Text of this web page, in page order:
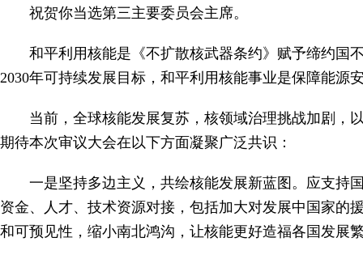
祝贺你当选第三主要委员会主席。
和平利用核能是《不扩散核武器条约》赋予缔约国
2030年可持续发展目标，和平利用核能事业是保障能源
当前，全球核能发展复苏，核领域治理挑战加剧，
期待本次审议大会在以下方面凝聚广泛共识：
一是坚持多边主义，共绘核能发展新蓝图。应支持
资金、人才、技术资源对接，包括加大对发展中国家的
和可预见性，缩小南北鸿沟，让核能更好造福各国发展